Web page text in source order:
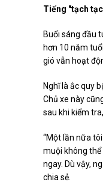
Tiếng "tạch
Buổi sáng đầu
hơn 10 năm
gió vẫn hoạt
Nghĩ là ắc quy
Chủ xe này
sau khi kiểm
“Một lần nữa
muội không thể
ngay. Dù vậy,
chia sẻ.